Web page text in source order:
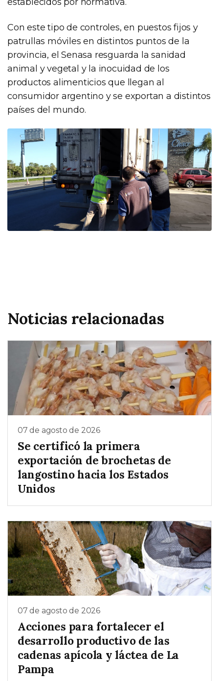
Con este tipo de controles, en puestos fijos y
patrullas móviles en distintos puntos de la
provincia, el Senasa resguarda la sanidad
animal y vegetal y la inocuidad de los
productos alimenticios que llegan al
consumidor argentino y se exportan a distintos
países del mundo.
Noticias relacionadas
07 de agosto de 2026
Se certificó la primera
exportación de brochetas de
langostino hacia los Estados
Unidos
07 de agosto de 2026
Acciones para fortalecer el
desarrollo productivo de las
cadenas apícola y láctea de La
Pampa